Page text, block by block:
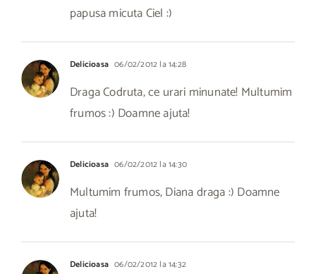
papusa micuta Ciel :)
Delicioasa 06/02/2012 la 14:28
Draga Codruta, ce urari minunate! Multumim
frumos :) Doamne ajuta!
Delicioasa 06/02/2012 la 14:30
Multumim frumos, Diana draga :) Doamne
ajuta!
Delicioasa 06/02/2012 la 14:32